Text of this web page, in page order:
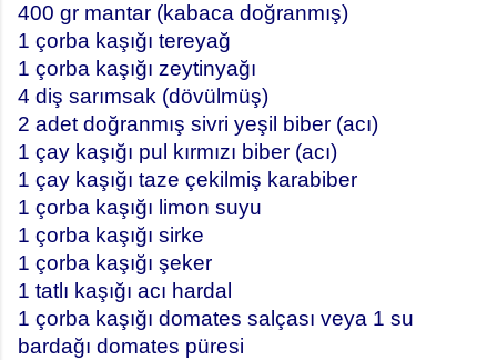
400 gr mantar (kabaca doğranmış)
1 çorba kaşığı tereyağ
1 çorba kaşığı zeytinyağı
4 diş sarımsak (dövülmüş)
2 adet doğranmış sivri yeşil biber (acı)
1 çay kaşığı pul kırmızı biber (acı)
1 çay kaşığı taze çekilmiş karabiber
1 çorba kaşığı limon suyu
1 çorba kaşığı sirke
1 çorba kaşığı şeker
1 tatlı kaşığı acı hardal
1 çorba kaşığı domates salçası veya 1 su
bardağı domates püresi